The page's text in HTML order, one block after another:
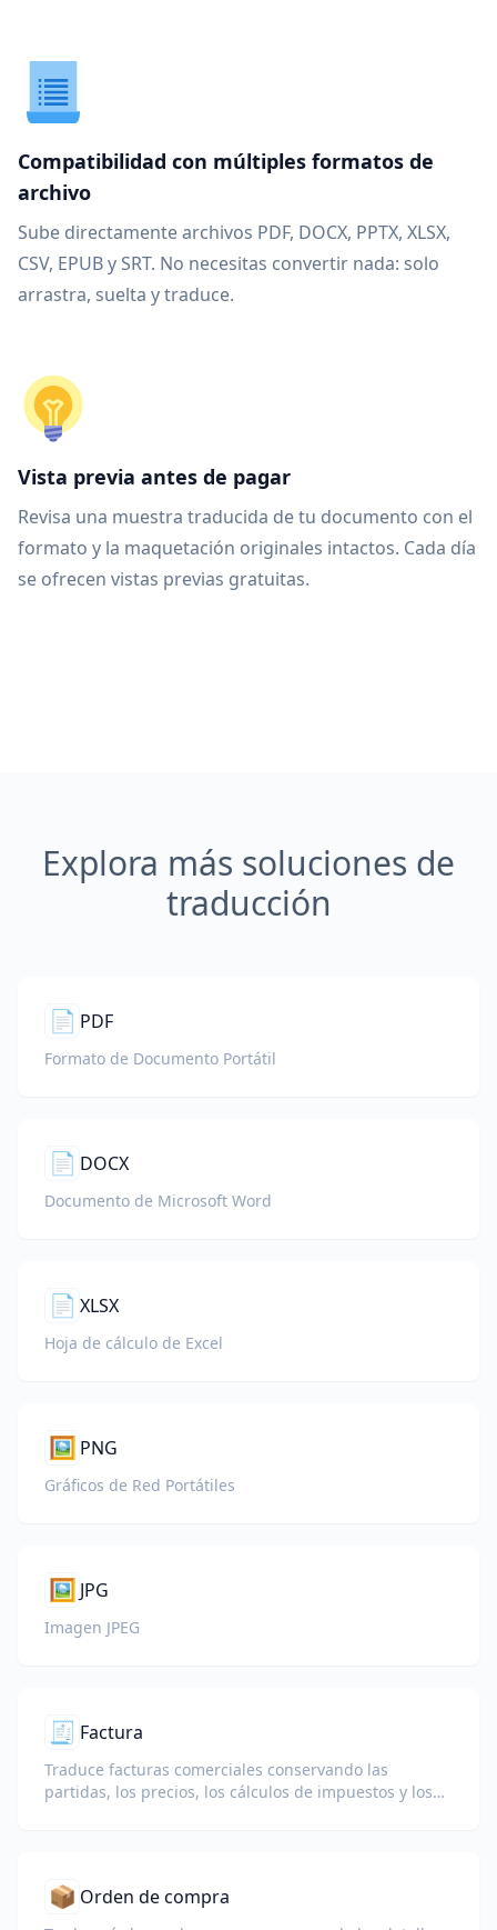
Compatibilidad con múltiples formatos de
archivo
Sube directamente archivos PDF, DOCX, PPTX, XLSX,
CSV, EPUB y SRT. No necesitas convertir nada: solo
arrastra, suelta y traduce.
Vista previa antes de pagar
Revisa una muestra traducida de tu documento con el
formato y la maquetación originales intactos. Cada día
se ofrecen vistas previas gratuitas.
Explora más soluciones de
traducción
📄 PDF
Formato de Documento Portátil
📄 DOCX
Documento de Microsoft Word
📄 XLSX
Hoja de cálculo de Excel
🖼️ PNG
Gráficos de Red Portátiles
🖼️ JPG
Imagen JPEG
🧾 Factura
Traduce facturas comerciales conservando las
partidas, los precios, los cálculos de impuestos y los
📦 Orden de compra